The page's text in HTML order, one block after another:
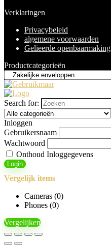
Verklaringen
Privacybeleid
algemene voorwaarden
Gelieerde openbaarmaking
Productcategorieën
Search for:
Inloggen
Gebruikersnaam
Wachtwoord
Onthoud Inloggegevens
Login
Vergelijk items
Cameras (0)
Phones (0)
Vergelijken